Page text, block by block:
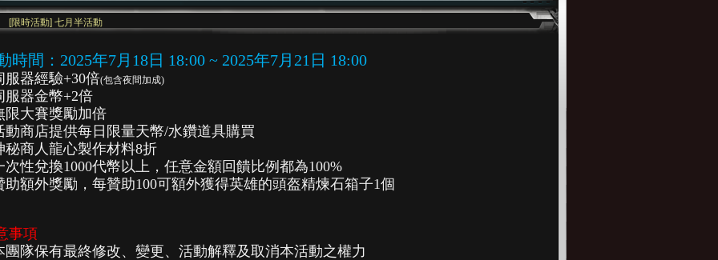
[限時活動] 七月半活動
時間：2025年7月18日 18:00 ~ 2025年7月21日 18:00
服器經驗+30倍(包含夜間加成)
服器金幣+2倍
限大賽獎勵加倍
動商店提供每日限量天幣/水鑽道具購買
秘商人龍心製作材料8折
次性兌換1000代幣以上，任意金額回饋比例都為100%
助額外獎勵，每贊助100可額外獲得英雄的頭盔精煉石箱子1個
事項
團隊保有最終修改、變更、活動解釋及取消本活動之權力